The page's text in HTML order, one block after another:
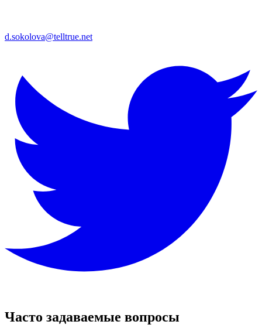
d.sokolova@telltrue.net
Часто задаваемые вопросы